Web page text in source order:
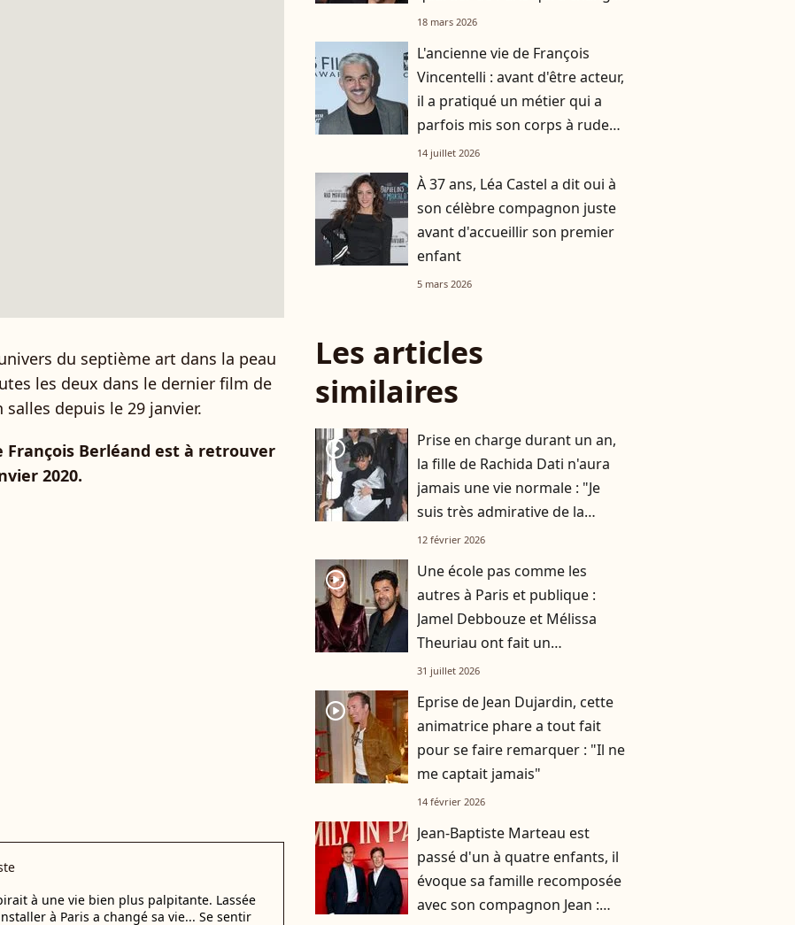
du septième art dans la peau
les deux dans le dernier film de
salles depuis le 29 janvier.
Berléand est à retrouver
2020.
à une vie bien plus palpitante. Lassée
à Paris a changé sa vie... Se sentir
du tout au tout
18 mars 2026
L'ancienne vie de François
Vincentelli : avant d'être acteur,
il a pratiqué un métier qui a
parfois mis son corps à rude
épreuve, la preuve en images
14 juillet 2026
À 37 ans, Léa Castel a dit oui à
son célèbre compagnon juste
avant d'accueillir son premier
enfant
5 mars 2026
Les articles
similaires
player2
Prise en charge durant un an,
la fille de Rachida Dati n'aura
jamais une vie normale : "Je
suis très admirative de la
manière dont elle gère"
12 février 2026
player2
Une école pas comme les
autres à Paris et publique :
Jamel Debbouze et Mélissa
Theuriau ont fait un
compromis pour leurs enfants
31 juillet 2026
player2
Eprise de Jean Dujardin, cette
animatrice phare a tout fait
pour se faire remarquer : "Il ne
me captait jamais"
14 février 2026
Jean-Baptiste Marteau est
passé d'un à quatre enfants, il
évoque sa famille recomposée
avec son compagnon Jean :